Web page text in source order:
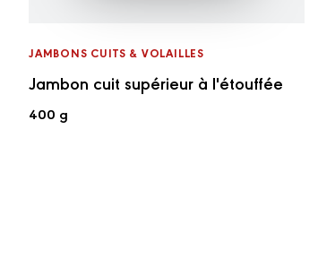
JAMBONS CUITS & VOLAILLES
Jambon cuit supérieur à l'étouffée
400 g